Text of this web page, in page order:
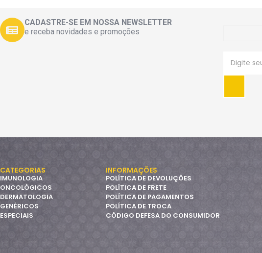
CADASTRE-SE EM NOSSA NEWSLETTER
e receba novidades e promoções
CATEGORIAS
IMUNOLOGIA
ONCOLÓGICOS
DERMATOLOGIA
GENÉRICOS
ESPECIAIS
INFORMAÇÕES
POLÍTICA DE DEVOLUÇÕES
POLÍTICA DE FRETE
POLÍTICA DE PAGAMENTOS
POLÍTICA DE TROCA
CÓDIGO DEFESA DO CONSUMIDOR